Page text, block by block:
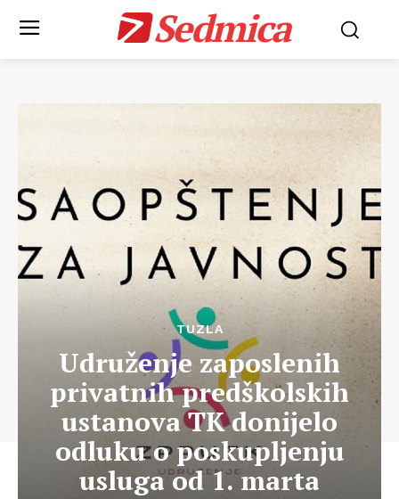
Sedmica
TUZLA
Udruženje zaposlenih
privatnih predškolskih
ustanova TK donijelo
odluku o poskupljenju
usluga od 1. marta